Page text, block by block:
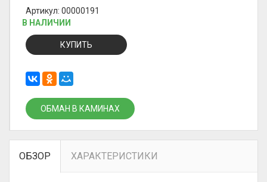
Артикул: 00000191
В НАЛИЧИИ
КУПИТЬ
ОБМАН В КАМИНАХ
ОБЗОР ХАРАКТЕРИСТИКИ